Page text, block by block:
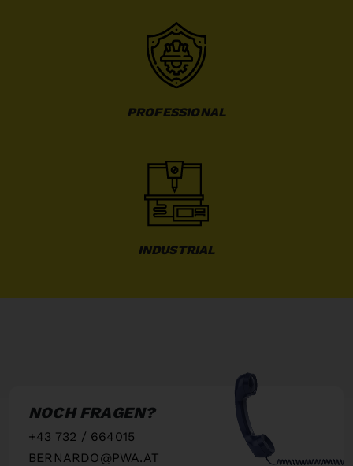
PROFESSIONAL
INDUSTRIAL
NOCH FRAGEN?
+43 732 / 664015
BERNARDO@PWA.AT